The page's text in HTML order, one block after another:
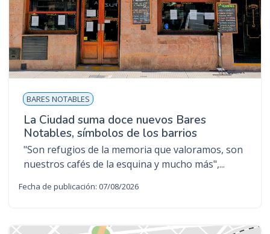
BARES NOTABLES
La Ciudad suma doce nuevos Bares
Notables, símbolos de los barrios
"Son refugios de la memoria que valoramos, son
nuestros cafés de la esquina y mucho más",...
Fecha de publicación: 07/08/2026